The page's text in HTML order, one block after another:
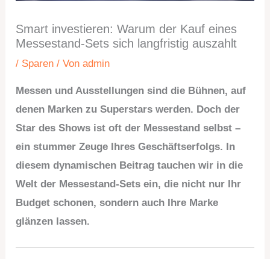
Smart investieren: Warum der Kauf eines
Messestand-Sets sich langfristig auszahlt
/ Sparen / Vonadmin
Messen und Ausstellungen sind die Bühnen, auf
denen Marken zu Superstars werden. Doch der
Star des Shows ist oft der Messestand selbst –
ein stummer Zeuge Ihres Geschäftserfolgs. In
diesem dynamischen Beitrag tauchen wir in die
Welt der Messestand-Sets ein, die nicht nur Ihr
Budget schonen, sondern auch Ihre Marke
glänzen lassen.